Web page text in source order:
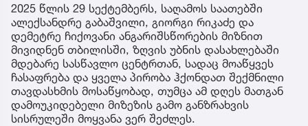
2025 წლის 29 სექტემბერს, საღამოს საათებში
ალექსანდრე გაბაშვილი, გიორგი რიკაძე და
დემეტრე ჩიქოვანი ანგარიშსწორების მიზნით
მივიდნენ თბილისში, ზღვის უბნის დასახლებაში
მდებარე სასწავლო ცენტრთან, სადაც მოაწყვეს
ჩასაფრება და ყველა პირობა ჰქონდათ შექმნილი
თავდასხმის მოსაწყობად, თუმცა ამ დღეს მათგან
დამოუკიდებელი მიზეზის გამო განზრახვის
სისრულეში მოყვანა ვერ შეძლეს.